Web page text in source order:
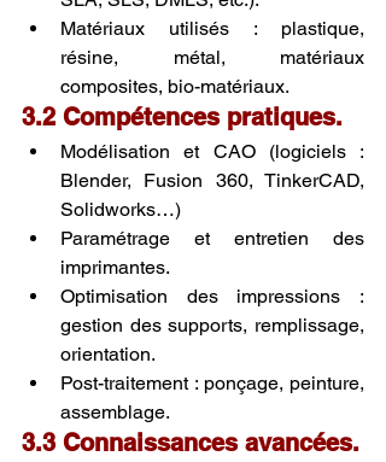
Matériaux utilisés : plastique,
résine, métal, matériaux
composites, bio-matériaux.
3.2 Compétences pratiques.
Modélisation et CAO (logiciels :
Blender, Fusion 360, TinkerCAD,
Solidworks…)
Paramétrage et entretien des
imprimantes.
Optimisation des impressions :
gestion des supports, remplissage,
orientation.
Post-traitement : ponçage, peinture,
assemblage.
3.3 Connaissances avancées.